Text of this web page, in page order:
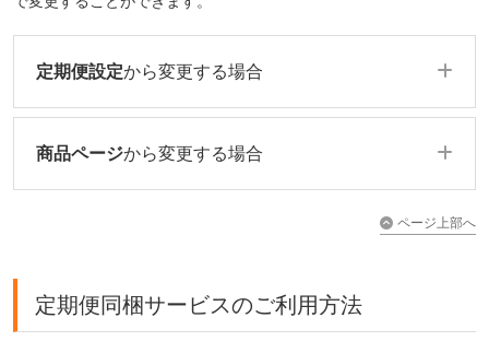
定期便設定から変更する場合
商品ページから変更する場合
ページ上部へ
定期便同梱サービスのご利用方法